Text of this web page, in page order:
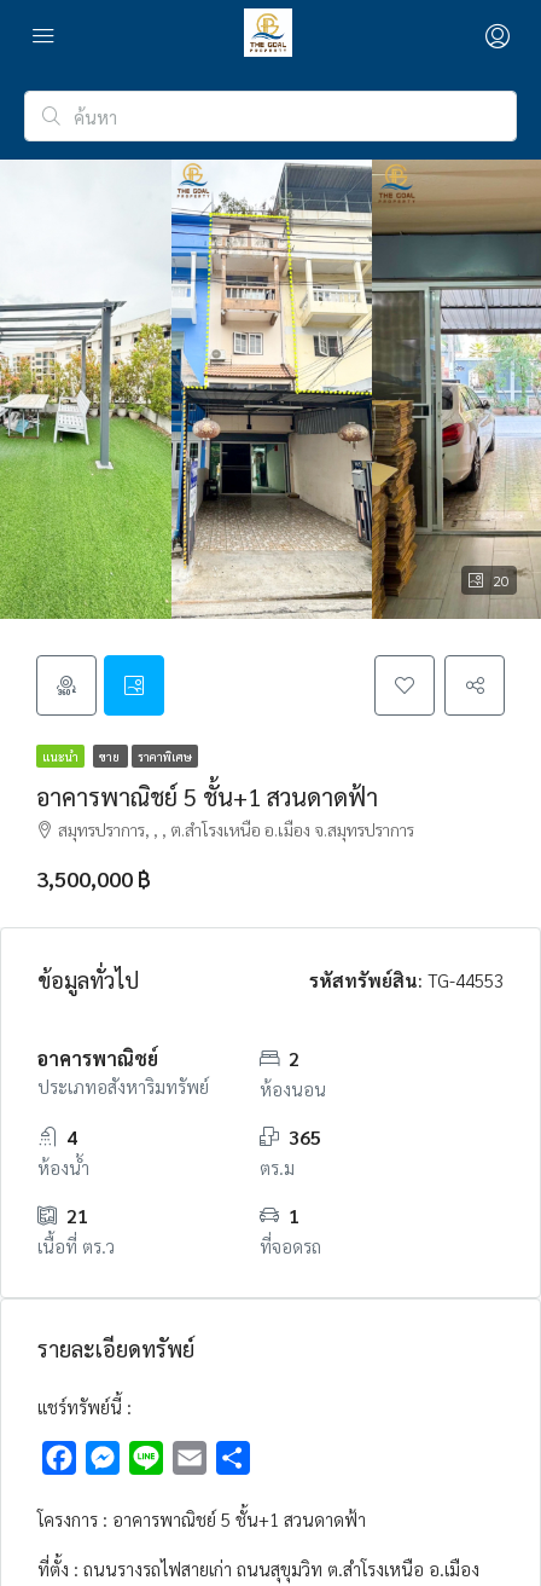
20
แนะนำ ขาย ราคาพิเศษ
อาคารพาณิชย์ 5 ชั้น+1 สวนดาดฟ้า
สมุทรปราการ, , , ต.สำโรงเหนือ อ.เมือง จ.สมุทรปราการ
3,500,000 ฿
ข้อมูลทั่วไป รหัสทรัพย์สิน: TG-44553
อาคารพาณิชย์
ประเภทอสังหาริมทรัพย์
2
ห้องนอน
4
ห้องน้ำ
365
ตร.ม
21
เนื้อที่ ตร.ว
1
ที่จอดรถ
รายละเอียดทรัพย์
แชร์ทรัพย์นี้ :
FacebookMessenger
Line Email
โครงการ : อาคารพาณิชย์ 5 ชั้น+1 สวนดาดฟ้า
ที่ตั้ง : ถนนรางรถไฟสายเก่า ถนนสุขุมวิท ต.สำโรงเหนือ อ.เมือง